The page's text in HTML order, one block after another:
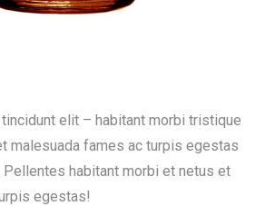
elit – habitant morbi tristique
malesuada fames ac turpis egestas
habitant morbi et netus et
egestas!